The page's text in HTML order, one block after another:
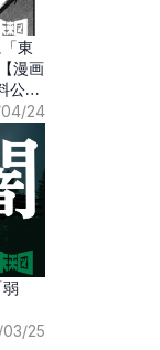
東
漫画
公
24
弱
25